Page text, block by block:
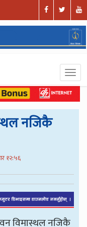
नजिकै
१२:५६
विमास्थल नजिकै